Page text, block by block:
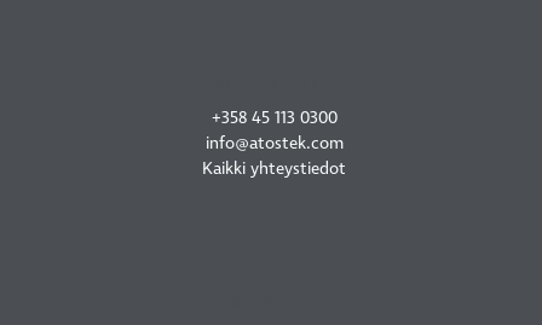
+358 45 113 0300
info@atostek.com
Kaikki yhteystiedot